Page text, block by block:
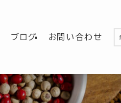
ブログ お問い合わせ